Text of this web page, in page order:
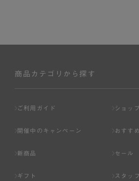
商品カテゴリから探す
ご利用ガイド ショッ
開催中のキャンペーン おすす
新商品 セール
ギフト スタッ